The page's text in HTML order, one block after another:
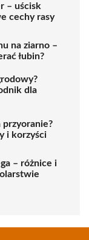
– uścisk
cechy rasy
na ziarno –
łubin?
dla
przyoranie?
i korzyści
– różnice i